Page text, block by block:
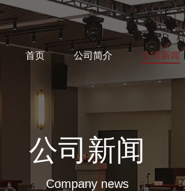
首页 公司简介 公司新闻
公司新闻
Company news